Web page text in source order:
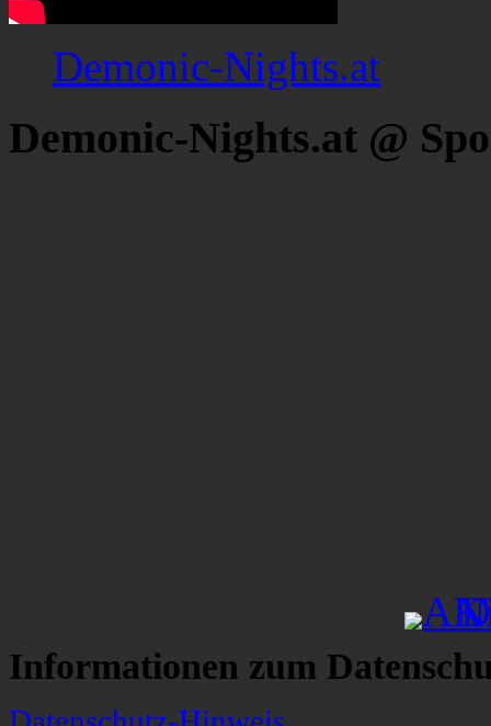
Demonic-Nights.at
Demonic-Nights.at @
Informationen zum